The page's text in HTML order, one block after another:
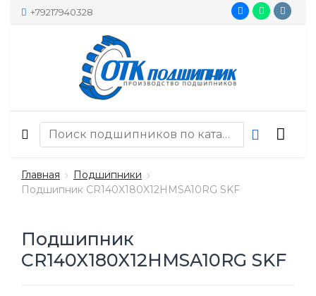
+79217940328
Главная
Подшипники
Подшипник CR140X180X12HMSA10RG SKF
Подшипник
CR140X180X12HMSA10RG SKF